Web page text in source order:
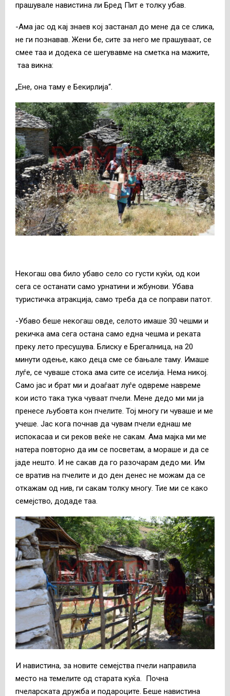
прашувале навистина ли Бред Пит е толку убав.
-Ама јас од кај знаев кој застанал до мене да се слика,
не ги познавав. Жени бе, сите за него ме прашуваат, се
смее таа и додека се шегувавме на сметка на мажите,
таа викна:
„Ене, она таму е Бекирлија“.
Некогаш ова било убаво село со густи куќи, од кои
сега се останати само урнатини и жбунови. Убава
туристичка атракција, само треба да се поправи патот.
-Убаво беше некогаш овде, селото имаше 30 чешми и
рекичка ама сега остана само една чешма и реката
преку лето пресушува. Блиску е Брегалница, на 20
минути одење, како деца сме се бањале таму. Имаше
луѓе, се чуваше стока ама сите се иселија. Нема никој.
Само јас и брат ми и доаѓаат луѓе одвреме навреме
кои исто така тука чуваат пчели. Мене дедо ми ми ја
пренесе љубовта кон пчелите. Тој многу ги чуваше и ме
учеше. Јас кога почнав да чувам пчели еднаш ме
испокасаа и си реков веќе не сакам. Ама мајка ми ме
натера повторно да им се посветам, а мораше и да се
јаде нешто. И не сакав да го разочарам дедо ми. Им
се вратив на пчелите и до ден денес не можам да се
откажам од нив, ги сакам толку многу. Тие ми се како
семејство, додаде таа.
И навистина, за новите семејства пчели направила
место на темелите од старата куќа. Почна
пчеларската дружба и подароците. Беше навистина